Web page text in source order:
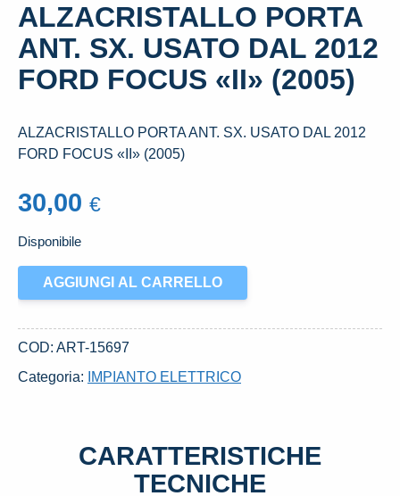
ALZACRISTALLO PORTA
ANT. SX. USATO DAL 2012
FORD FOCUS «II» (2005)
ALZACRISTALLO PORTA ANT. SX. USATO DAL 2012
FORD FOCUS «II» (2005)
30,00 €
Disponibile
ALZACRISTALLO
PORTA
SX.
AGGIUNGI AL CARRELLO
COD: ART-15697
Categoria:
IMPIANTO ELETTRICO
CARATTERISTICHE
TECNICHE